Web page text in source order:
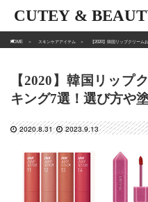
CUTEY &
HOME スキンケアアイテム 【2020】韓国リップクリーム
【2020】韓国リップ
キング7選！選び方や
2020.8.31 2023.9.13